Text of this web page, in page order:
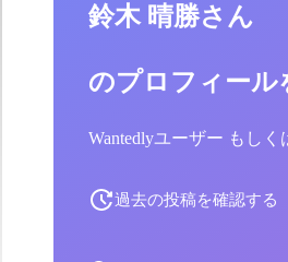
鈴木 晴勝さん
のプロフィール
Wantedlyユーザー もし
過去の投稿を確認する